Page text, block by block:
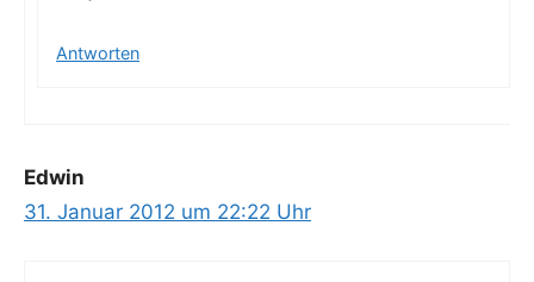
Antworten
Edwin
31. Januar 2012 um 22:22 Uhr